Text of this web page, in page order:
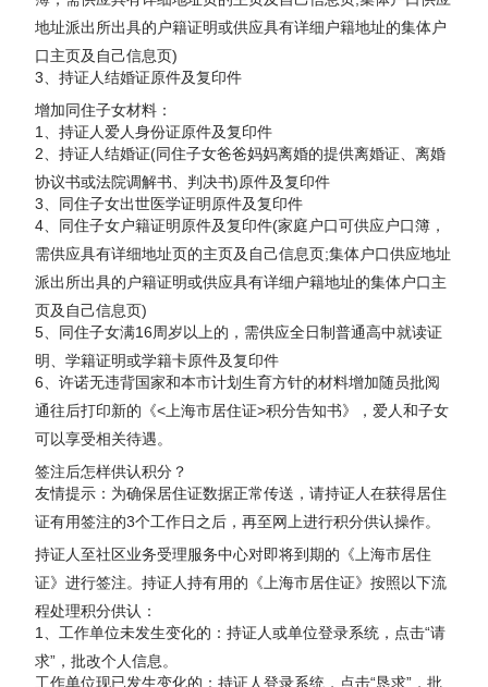
地址派出所出具的户籍证明或供应具有详细户籍地址的集体户
口主页及自己信息页)
3、持证人结婚证原件及复印件
增加同住子女材料：
1、持证人爱人身份证原件及复印件
2、持证人结婚证(同住子女爸爸妈妈离婚的提供离婚证、离婚
协议书或法院调解书、判决书)原件及复印件
3、同住子女出世医学证明原件及复印件
4、同住子女户籍证明原件及复印件(家庭户口可供应户口簿，
需供应具有详细地址页的主页及自己信息页;集体户口供应地址
派出所出具的户籍证明或供应具有详细户籍地址的集体户口主
页及自己信息页)
5、同住子女满16周岁以上的，需供应全日制普通高中就读证
明、学籍证明或学籍卡原件及复印件
6、许诺无违背国家和本市计划生育方针的材料增加随员批阅
通往后打印新的《<上海市居住证>积分告知书》，爱人和子女
可以享受相关待遇。
签注后怎样供认积分？
友情提示：为确保居住证数据正常传送，请持证人在获得居住
证有用签注的3个工作日之后，再至网上进行积分供认操作。
持证人至社区业务受理服务中心对即将到期的《上海市居住
证》进行签注。持证人持有用的《上海市居住证》按照以下流
程处理积分供认：
1、工作单位未发生变化的：持证人或单位登录系统，点击“请
求”，批改个人信息。
工作单位现已发生变化的：持证人登录系统，点击“恳求”，批